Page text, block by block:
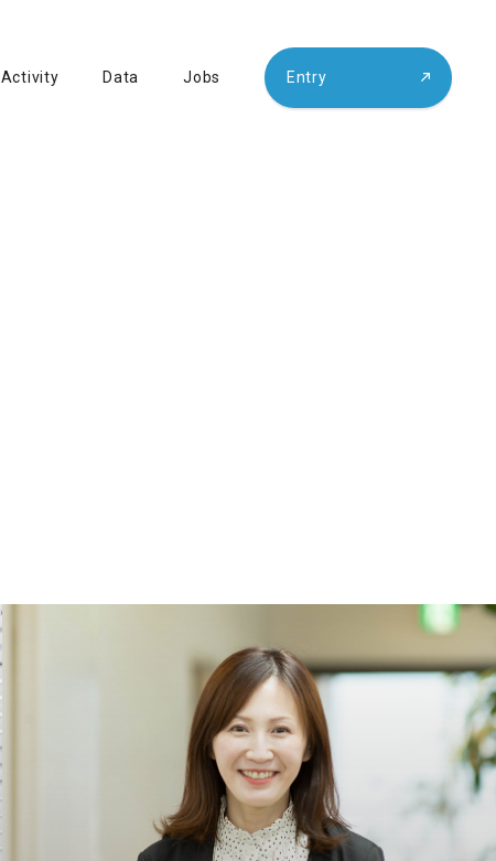
Activity Data Jobs Entry